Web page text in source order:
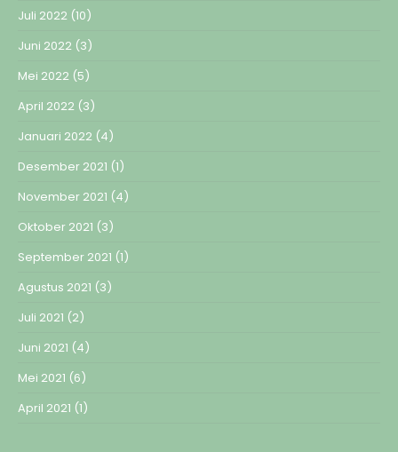
Juli 2022 (10)
Juni 2022 (3)
Mei 2022 (5)
April 2022 (3)
Januari 2022 (4)
Desember 2021 (1)
November 2021 (4)
Oktober 2021 (3)
September 2021 (1)
Agustus 2021 (3)
Juli 2021 (2)
Juni 2021 (4)
Mei 2021 (6)
April 2021 (1)